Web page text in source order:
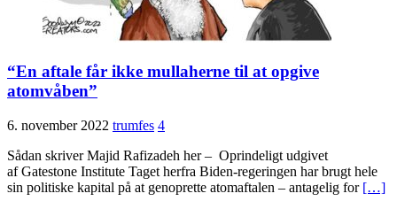
“En aftale får ikke mullaherne til at opgive
atomvåben”
6. november 2022 trumfes 4
Sådan skriver Majid Rafizadeh her – Oprindeligt udgivet
af Gatestone Institute Taget herfra Biden-regeringen har brugt hele
sin politiske kapital på at genoprette atomaftalen – antagelig for […]